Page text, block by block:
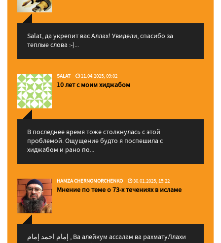
Salat, да укрепит вас Аллаx! Увидели, спасибо за
теплые слова :-)...
SALAT 11.04.2025, 09:02
10 лет с моим хиджабом
В последнее время тоже столкнулась с этой
проблемой. Ощущение будто я поспешила с
хиджабом и рано по...
HAMZA CHERNOMORCHENKO 30.01.2025, 15:22
Мнение по теме о 73-х течениях в исламе
إمام احمد إمام , Ва алейкум ассалам ва рахматуЛлахи